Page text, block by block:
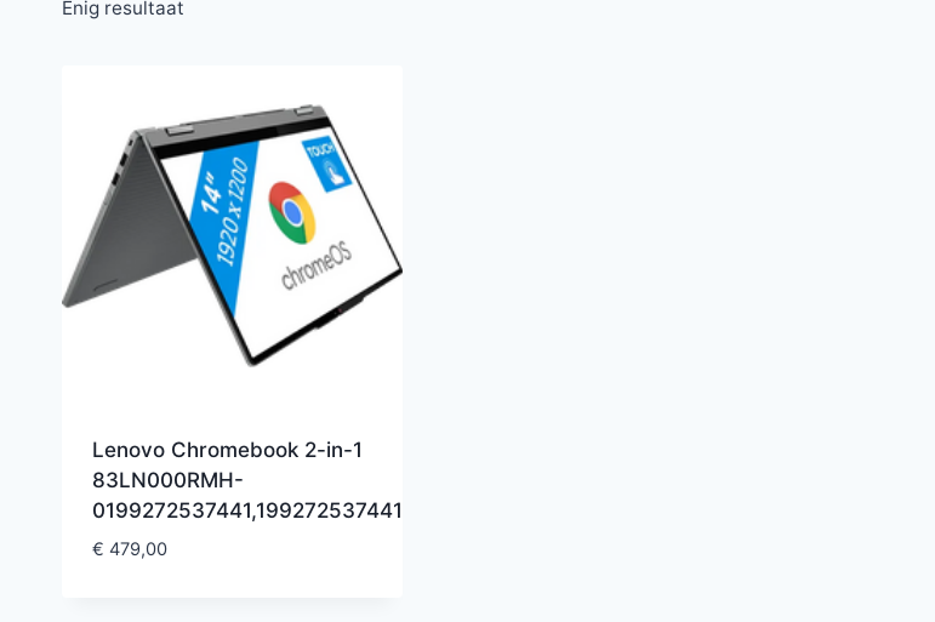
Enig resultaat
Lenovo Chromebook 2-in-1
83LN000RMH-
0199272537441,199272537441
€ 479,00